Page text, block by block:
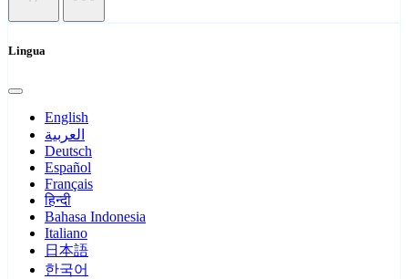
Lingua
English
العربية
Deutsch
Español
Français
हिन्दी
Bahasa Indonesia
Italiano
日本語
한국어